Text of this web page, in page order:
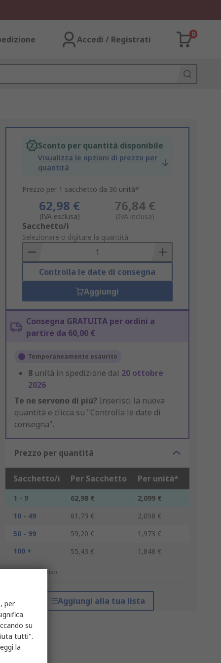
Accedi / Registrati
0
Sconto per quantità disponibile
Visualizza le opzioni di prezzo per
quantità
Prezzo per 1 sacchetto da 30 unità*
62,98 €
(IVA esclusa)
76,84 €
(IVA inclusa)
Add
to
Basket
Sacchetto/i
Selezionare o digitare la quantità
Controlla le date di consegna
Aggiungi
Consegna GRATUITA per ordini a
partire da 60,00 €
Temporaneamente esaurito
8 unità in spedizione dal 20 ottobre
2026
Te ne servono di più? Inserisci la nuova
quantità e clicca su "Controlla le date di
consegna".
Prezzo per quantità
Sacchetto/i Per Sacchetto Per unità*
1 - 9 62,98 €
2,099 €
10 - 49
61,73 €
2,058 €
50 - 99
59,20 €
1,973 €
100 +
55,43 € 1,848 €
*prezzo indicativo
Aggiungi alla tua lista
per
su
tutti".
la